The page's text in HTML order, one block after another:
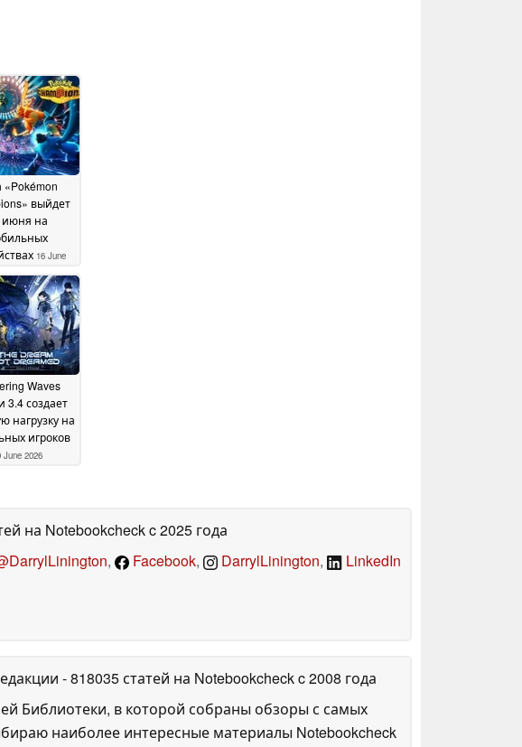
«Pokémon
выйдет
июня на
16 June
2026
Waves
3.4 создает
нагрузку на
игроков
June 2026
на Notebookcheckc 2025 года
, Facebook, DarrylLinington, LinkedIn
- 818035 статей на Notebookcheckc 2008 года
Библиотеки, в которой собраны обзоры с самых
наиболее интересные материалы Notebookcheck